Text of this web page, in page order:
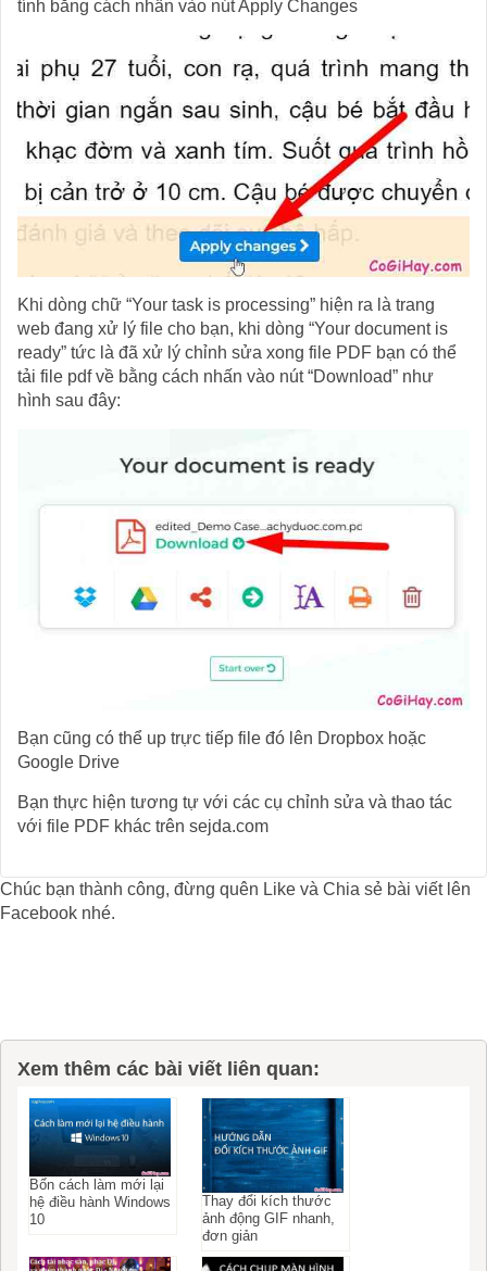
tính bằng cách nhấn vào nút Apply Changes
Khi dòng chữ “Your task is processing” hiện ra là trang
web đang xử lý file cho bạn, khi dòng “Your document is
ready” tức là đã xử lý chỉnh sửa xong file PDF bạn có thể
tải file pdf về bằng cách nhấn vào nút “Download” như
hình sau đây:
Bạn cũng có thể up trực tiếp file đó lên Dropbox hoặc
Google Drive
Bạn thực hiện tương tự với các cụ chỉnh sửa và thao tác
với file PDF khác trên sejda.com
Chúc bạn thành công, đừng quên Like và Chia sẻ bài viết lên
Facebook nhé.
Xem thêm các bài viết liên quan:
Bốn cách làm mới lại
hệ điều hành Windows
10
Thay đổi kích thước
ảnh động GIF nhanh,
đơn giản